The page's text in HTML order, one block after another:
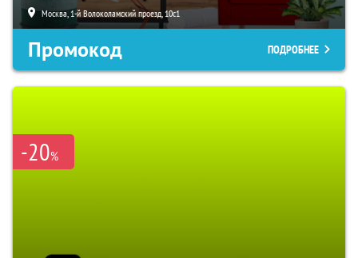
Москва, 1-й Волоколамский проезд, 10с1
Промокод ПОДРОБНЕЕ
-20%